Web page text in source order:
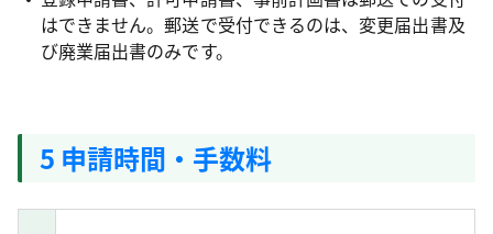
はできません。郵送で受付できるのは、変更届出書及
び廃業届出書のみです。
5 申請時間・手数料